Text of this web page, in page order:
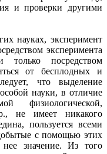
и проверки другими
науках, эксперимент
эксперимента
только посредством
от бесплодных и
что выделение
науки, в отличие
физиологической,
не имеет никакого
пользуется всеми
с помощью этих
значение. Из того